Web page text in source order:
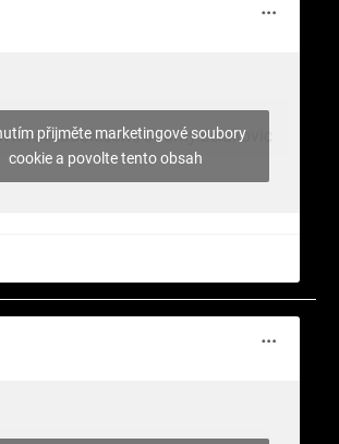
stromy.celakovic
přijměte marketingové soubory
cookie a povolte tento obsah